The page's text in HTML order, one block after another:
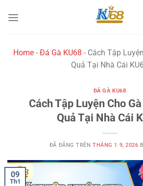
đến
Home- Đá Gà KU68 - Cách Tập
Quả Tại Nhà Cái
ĐÁ GÀ KU68
Cách Tập Luyện Cho
Quả Tại Nhà Cái
ĐÃ ĐĂNG TRÊNTHÁNG 1 9, 2026
09
Th1